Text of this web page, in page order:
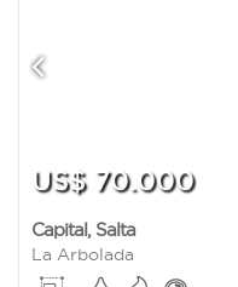
US$ 70.000
Capital, Salta
La Arbolada